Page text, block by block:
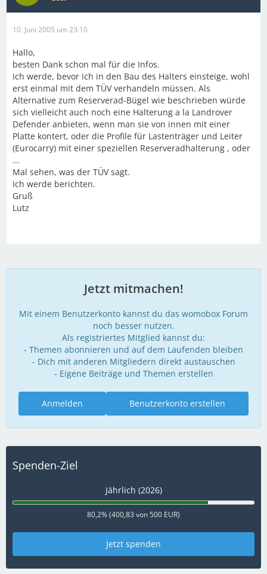
10. Juni 2005 um 23:10
Hallo,
besten Dank schon mal für die Infos.
Ich werde, bevor ich in den Bau des Halters einsteige, wohl
erst einmal mit dem TÜV verhandeln müssen. Als
Alternative zum Reserverad-Bügel wie beschrieben würde
sich vielleicht auch noch eine Halterung a la Landrover
Defender anbieten, wenn man sie von innen mit einer
Platte kontert, oder die Profile für Lastenträger und Leiter
(Eurocarry) mit einer speziellen Reserveradhalterung , oder
...
Mal sehen, was der TÜV sagt.
Ich werde berichten.
Gruß
Lutz
Jetzt mitmachen!
Mit einem Benutzerkonto kannst du das womobox Forum
noch besser nutzen.
Als registriertes Mitglied kannst du:
- Themen abonnieren und auf dem Laufenden bleiben
- Dich mit anderen Mitgliedern direkt austauschen
- Eigene Beiträge und Themen erstellen
Benutzerkonto erstellen
Anmelden
Spenden-Ziel
Jährlich (2026)
80,2% (400,83 von 500 EUR)
Jetzt spenden